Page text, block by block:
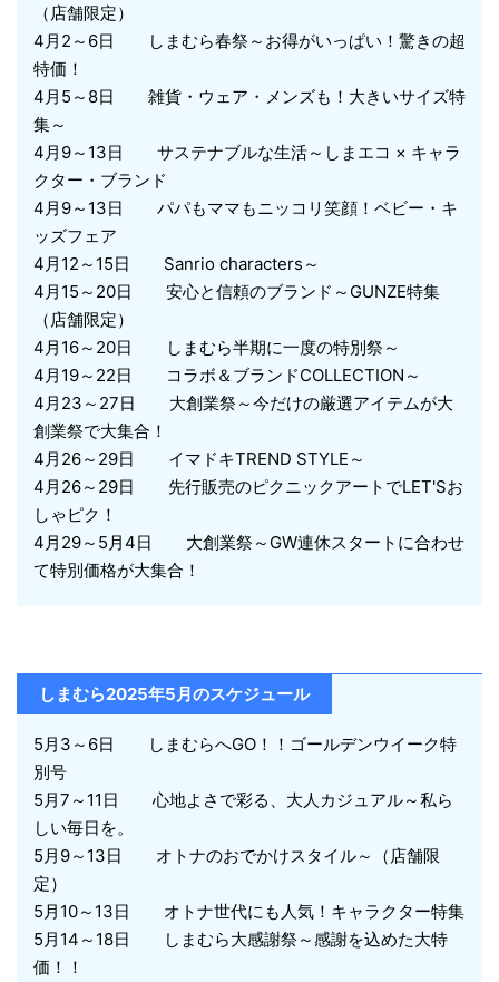
（店舗限定）
4月2～6日 しまむら春祭～お得がいっぱい！驚きの超
特価！
4月5～8日 雑貨・ウェア・メンズも！大きいサイズ特
集～
4月9～13日 サステナブルな生活～しまエコ × キャラ
クター・ブランド
4月9～13日 パパもママもニッコリ笑顔！ベビー・キ
ッズフェア
4月12～15日 Sanrio characters～
4月15～20日 安心と信頼のブランド～GUNZE特集
（店舗限定）
4月16～20日 しまむら半期に一度の特別祭～
4月19～22日 コラボ＆ブランドCOLLECTION～
4月23～27日 大創業祭～今だけの厳選アイテムが大
創業祭で大集合！
4月26～29日 イマドキTREND STYLE～
4月26～29日 先行販売のピクニックアートでLET'Sお
しゃピク！
4月29～5月4日 大創業祭～GW連休スタートに合わせ
て特別価格が大集合！
しまむら2025年5月のスケジュール
5月3～6日 しまむらへGO！！ゴールデンウイーク特
別号
5月7～11日 心地よさで彩る、大人カジュアル～私ら
しい毎日を。
5月9～13日 オトナのおでかけスタイル～（店舗限
定）
5月10～13日 オトナ世代にも人気！キャラクター特集
5月14～18日 しまむら大感謝祭～感謝を込めた大特
価！！